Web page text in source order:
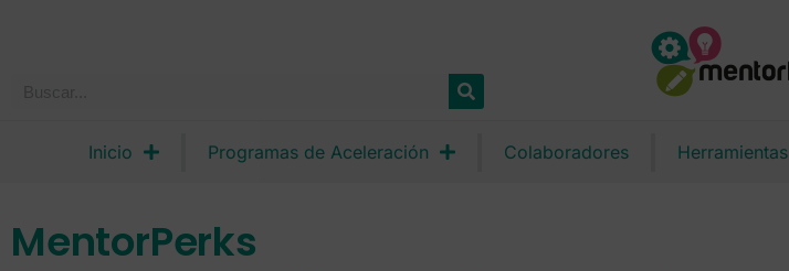
Inicio Programas de Aceleración Colaboradores Herramientas
MentorPerks